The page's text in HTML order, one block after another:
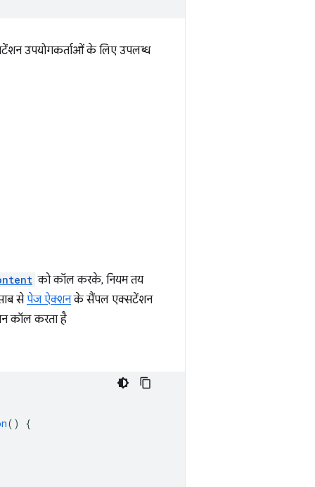
उपयोगकर्ताओं के लिए उपलब्ध
को कॉल करके, नियम तय
सेपेज ऐक्शनके सैंपल एक्सटेंशन
कॉल करता है
()
{